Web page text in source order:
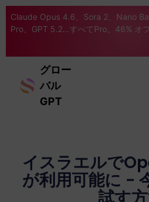
Claude Opus 4.6、Sora 2、Nano
Pro、GPT 5.2...すべてPro。46% オフ
グロー
バル
GPT
イスラエルで
が利用可能に -